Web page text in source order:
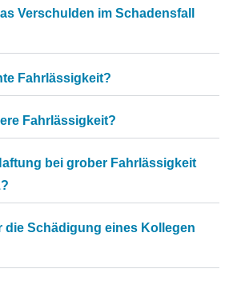
Ver­schul­den im Scha­dens­fall
Fahrlässigkeit?
Fahrlässigkeit?
bei grober Fahrlässigkeit
die Schädi­gung ei­nes Kol­le­gen